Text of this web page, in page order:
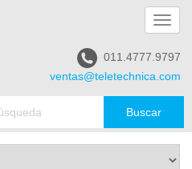
011.4777.9797
ventas@teletechnica.com